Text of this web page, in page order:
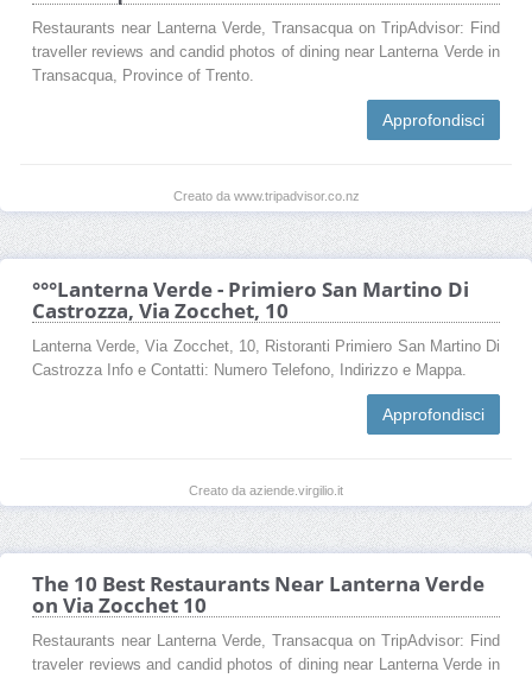
Restaurants near Lanterna Verde, Transacqua on TripAdvisor: Find
traveller reviews and candid photos of dining near Lanterna Verde in
Transacqua, Province of Trento.
Approfondisci
Creato da www.tripadvisor.co.nz
°°°Lanterna Verde - Primiero San Martino Di
Castrozza, Via Zocchet, 10
Lanterna Verde, Via Zocchet, 10, Ristoranti Primiero San Martino Di
Castrozza Info e Contatti: Numero Telefono, Indirizzo e Mappa.
Approfondisci
Creato da aziende.virgilio.it
The 10 Best Restaurants Near Lanterna Verde
on Via Zocchet 10
Restaurants near Lanterna Verde, Transacqua on TripAdvisor: Find
traveler reviews and candid photos of dining near Lanterna Verde in